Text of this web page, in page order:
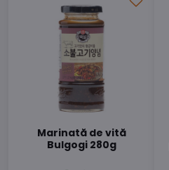
Marinată de vită
Bulgogi 280g